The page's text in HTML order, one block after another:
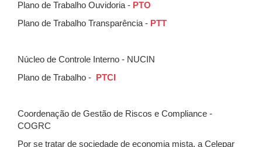
Plano de Trabalho Ouvidoria - PTO
Plano de Trabalho Transparência - PTT
Núcleo de Controle Interno - NUCIN
Plano de Trabalho -
PTCI
Coordenação de Gestão de Riscos e Compliance -
COGRC
Por se tratar de sociedade de economia mista, a Celepar